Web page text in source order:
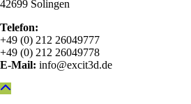
42699 Solingen
Telefon:
+49 (0) 212 26049777
+49 (0) 212 26049778
E-Mail: info@excit3d.de